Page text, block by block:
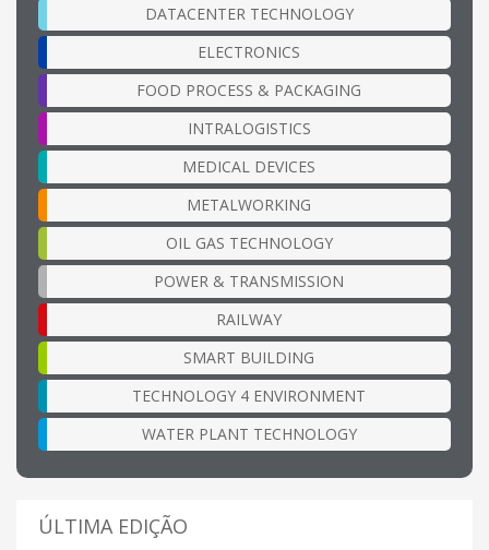
DATACENTER TECHNOLOGY
ELECTRONICS
FOOD PROCESS & PACKAGING
INTRALOGISTICS
MEDICAL DEVICES
METALWORKING
OIL GAS TECHNOLOGY
POWER & TRANSMISSION
RAILWAY
SMART BUILDING
TECHNOLOGY 4 ENVIRONMENT
WATER PLANT TECHNOLOGY
ÚLTIMA EDIÇÃO